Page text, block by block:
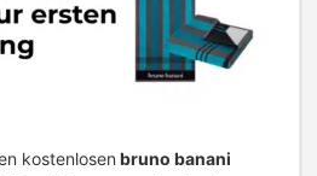
kostenlosen bruno banani